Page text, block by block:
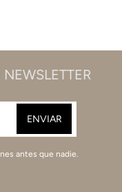
antes que nadie.